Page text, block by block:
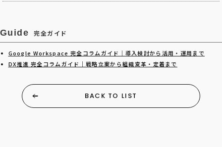
Guide 完全ガイド
Google Workspace 完全コラムガイド｜導入検討から活用・運用まで
DX推進 完全コラムガイド｜戦略立案から組織変革・定着まで
BACK TO LIST